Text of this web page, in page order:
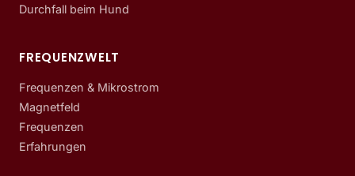
Durchfall beim Hund
FREQUENZWELT
Frequenzen & Mikrostrom
Magnetfeld
Frequenzen
Erfahrungen